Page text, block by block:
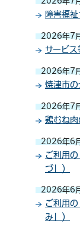
障害福
2026年7
サービ
2026年7
焼津市の
2026年7
鶏むね肉
2026年6
ご利用
づ」）
2026年6
ご利用
み」）